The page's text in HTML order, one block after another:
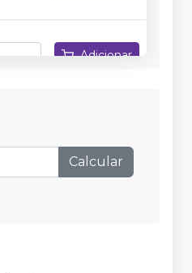
Adicionar
Calcular